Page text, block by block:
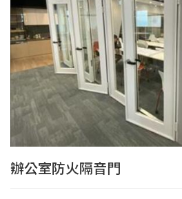
辦公室防火隔音門